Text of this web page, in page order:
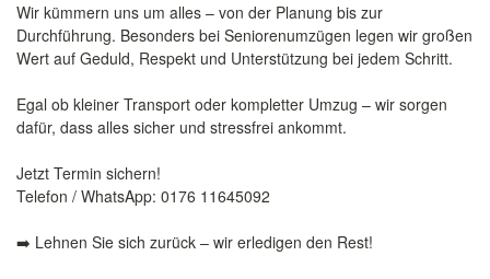
Wir kümmern uns um alles – von der Planung bis zur
Durchführung. Besonders bei Seniorenumzügen legen wir großen
Wert auf Geduld, Respekt und Unterstützung bei jedem Schritt.
Egal ob kleiner Transport oder kompletter Umzug – wir sorgen
dafür, dass alles sicher und stressfrei ankommt.
Jetzt Termin sichern!
Telefon / WhatsApp: 0176 11645092
➡️ Lehnen Sie sich zurück – wir erledigen den Rest!